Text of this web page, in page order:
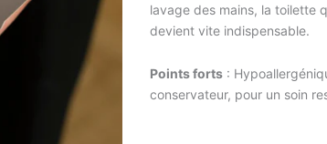
lavage des mains, la toilette
devient vite indispensable.
Points forts :
conservateur, pour un soin